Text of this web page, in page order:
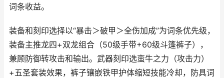
词条收益。
装备和刻印选择以“暴击＞破甲＞全伤加成”为词条优先级，
装备主推龙四+双龙组合（50级手带+60级斗篷裤子），
兼顾防御转攻击和输出。武器刻印选蛮牛之力（攻击力）
+五圣套装效果，裤子镶嵌铁甲护体缩短技能冷却，防具词